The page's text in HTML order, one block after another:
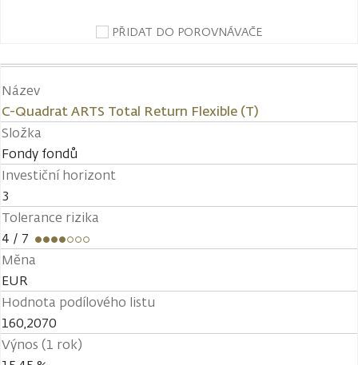
PŘIDAT DO POROVNÁVAČE
Název
C-Quadrat ARTS Total Return Flexible (T)
Složka
Fondy fondů
Investiční horizont
3
Tolerance rizika
4 / 7
Měna
EUR
Hodnota podílového listu
160,2070
Výnos (1 rok)